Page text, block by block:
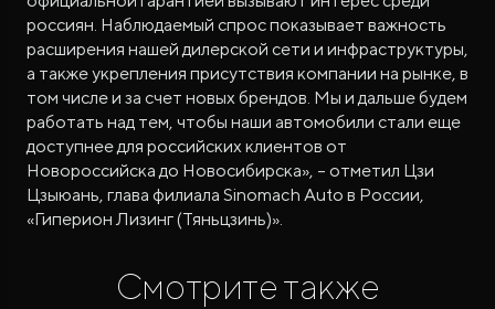
россиян. Наблюдаемый спрос показывает важность
расширения нашей дилерской сети и инфраструктуры,
а также укрепления присутствия компании на рынке, в
том числе и за счет новых брендов. Мы и дальше будем
работать над тем, чтобы наши автомобили стали еще
доступнее для российских клиентов от
Новороссийска до Новосибирска», – отметил Цзи
Цзыюань, глава филиала Sinomach Auto в России,
«Гиперион Лизинг (Тяньцзинь)».
Смотрите также